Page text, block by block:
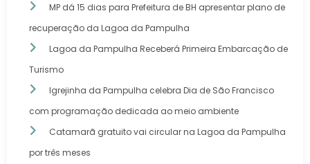
MP dá 15 dias para Prefeitura de BH apresentar plano de
recuperação da Lagoa da Pampulha
Lagoa da Pampulha Receberá Primeira Embarcação de
Turismo
Igrejinha da Pampulha celebra Dia de São Francisco
com programação dedicada ao meio ambiente
Catamarã gratuito vai circular na Lagoa da Pampulha
por três meses